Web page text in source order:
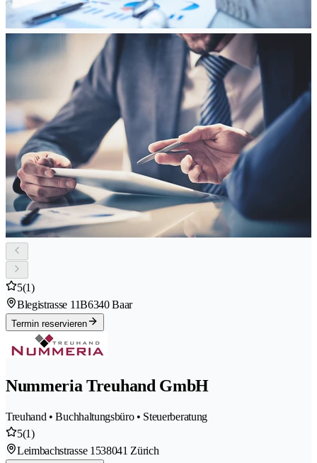
5(1)
Blegistrasse 11B6340 Baar
Termin reservieren
Nummeria Treuhand GmbH
Treuhand • Buchhaltungsbüro • Steuerberatung
5(1)
Leimbachstrasse 1538041 Zürich